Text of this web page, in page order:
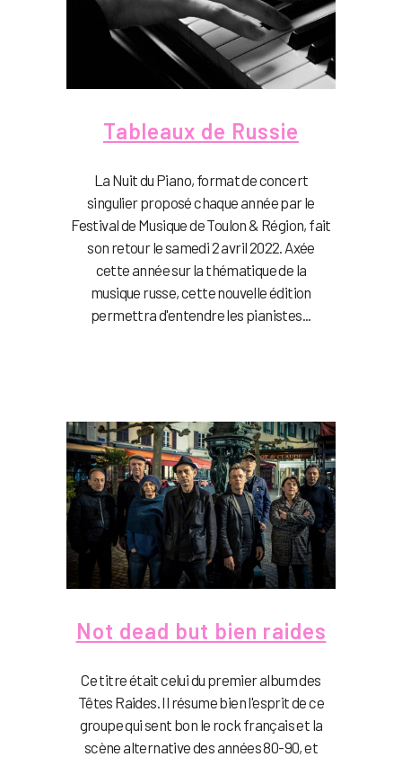
Tableaux de Russie
La Nuit du Piano, format de concert
singulier proposé chaque année par le
Festival de Musique de Toulon & Région, fait
son retour le samedi 2 avril 2022. Axée
cette année sur la thématique de la
musique russe, cette nouvelle édition
permettra d'entendre les pianistes...
Not dead but bien raides
Ce titre était celui du premier album des
Têtes Raides. Il résume bien l'esprit de ce
groupe qui sent bon le rock français et la
scène alternative des années 80-90, et